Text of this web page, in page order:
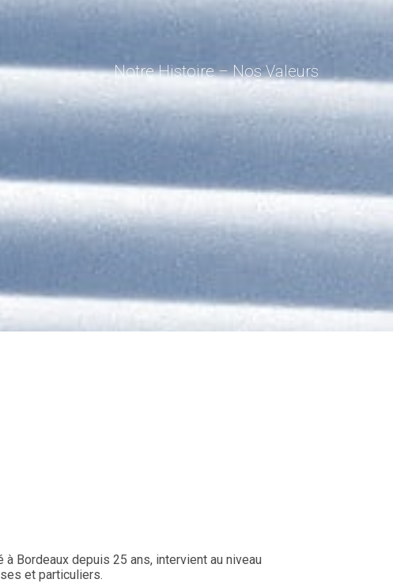
Notre Histoire – Nos Valeurs
Bordeaux depuis 25 ans, intervient au niveau
et particuliers.